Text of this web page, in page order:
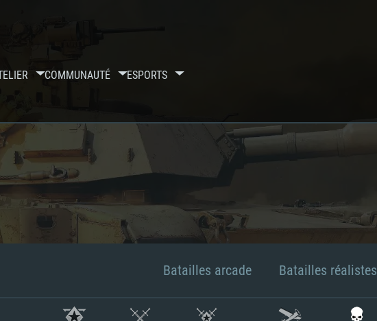
COMMUNAUTÉ ESPORTS
Batailles arcade Batailles réalistes